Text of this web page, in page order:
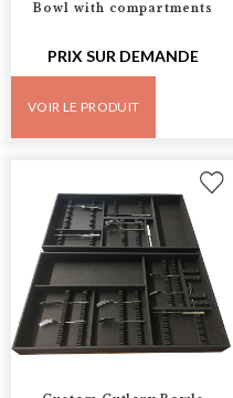
Bowl with compartments
PRIX SUR DEMANDE
VOIR LE PRODUIT